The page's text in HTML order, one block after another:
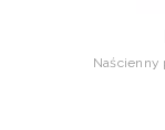
Naścienny